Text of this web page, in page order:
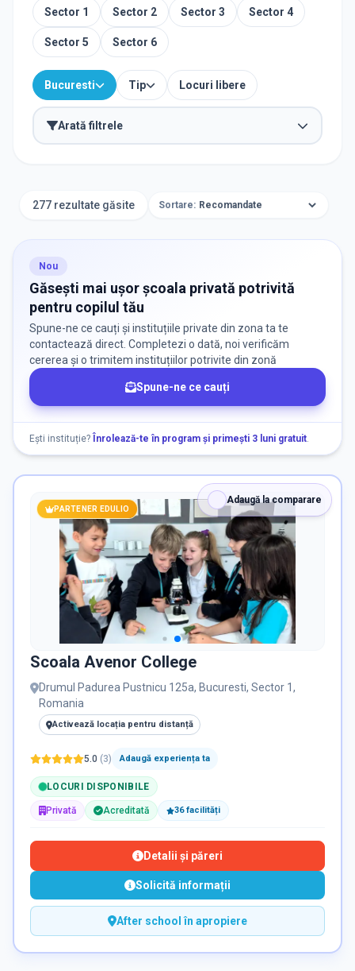
Sector 1 Sector 2 Sector 3 Sector 4
Sector 5 Sector 6
Bucuresti Tip Locuri libere
Arată filtrele
DISPONIBILITATE
Instituții cu locuri disponibile
RECRUTARE
Nu există informații despre job-uri
PRIVAT / DE STAT
Toate Private De stat
Toate Filtrele
METODOLOGIE, LIMBĂ, FACILITĂȚI
277 rezultate găsite Sortare:
Nou
Găsești mai ușor școala privată potrivită
pentru copilul tău
Spune-ne ce cauți și instituțiile private din zona ta te
contactează direct. Completezi o dată, noi verificăm
cererea și o trimitem instituțiilor potrivite din zonă
Spune-ne ce cauți
Ești instituție? Înrolează-te în program și primești 3 luni gratuit.
Adaugă la comparare
PARTENER EDULIO
Scoala Avenor College
Drumul Padurea Pustnicu 125a, Bucuresti, Sector 1,
Romania
Activează locația pentru distanță
5.0 (3) Adaugă experiența ta
LOCURI DISPONIBILE
Privată Acreditată 36facilități
Detalii și păreri
Solicită informații
After school în apropiere